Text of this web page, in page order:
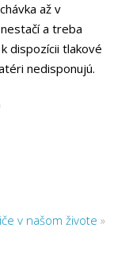
až v
a treba
dispozícii tlakové
nedisponujú.
v našom živote »